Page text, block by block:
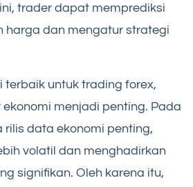
trader dapat memprediksi
harga dan mengatur strategi
terbaik untuk trading forex,
menjadi penting. Pada
rilis data ekonomi penting,
volatil dan menghadirkan
signifikan. Oleh karena itu,